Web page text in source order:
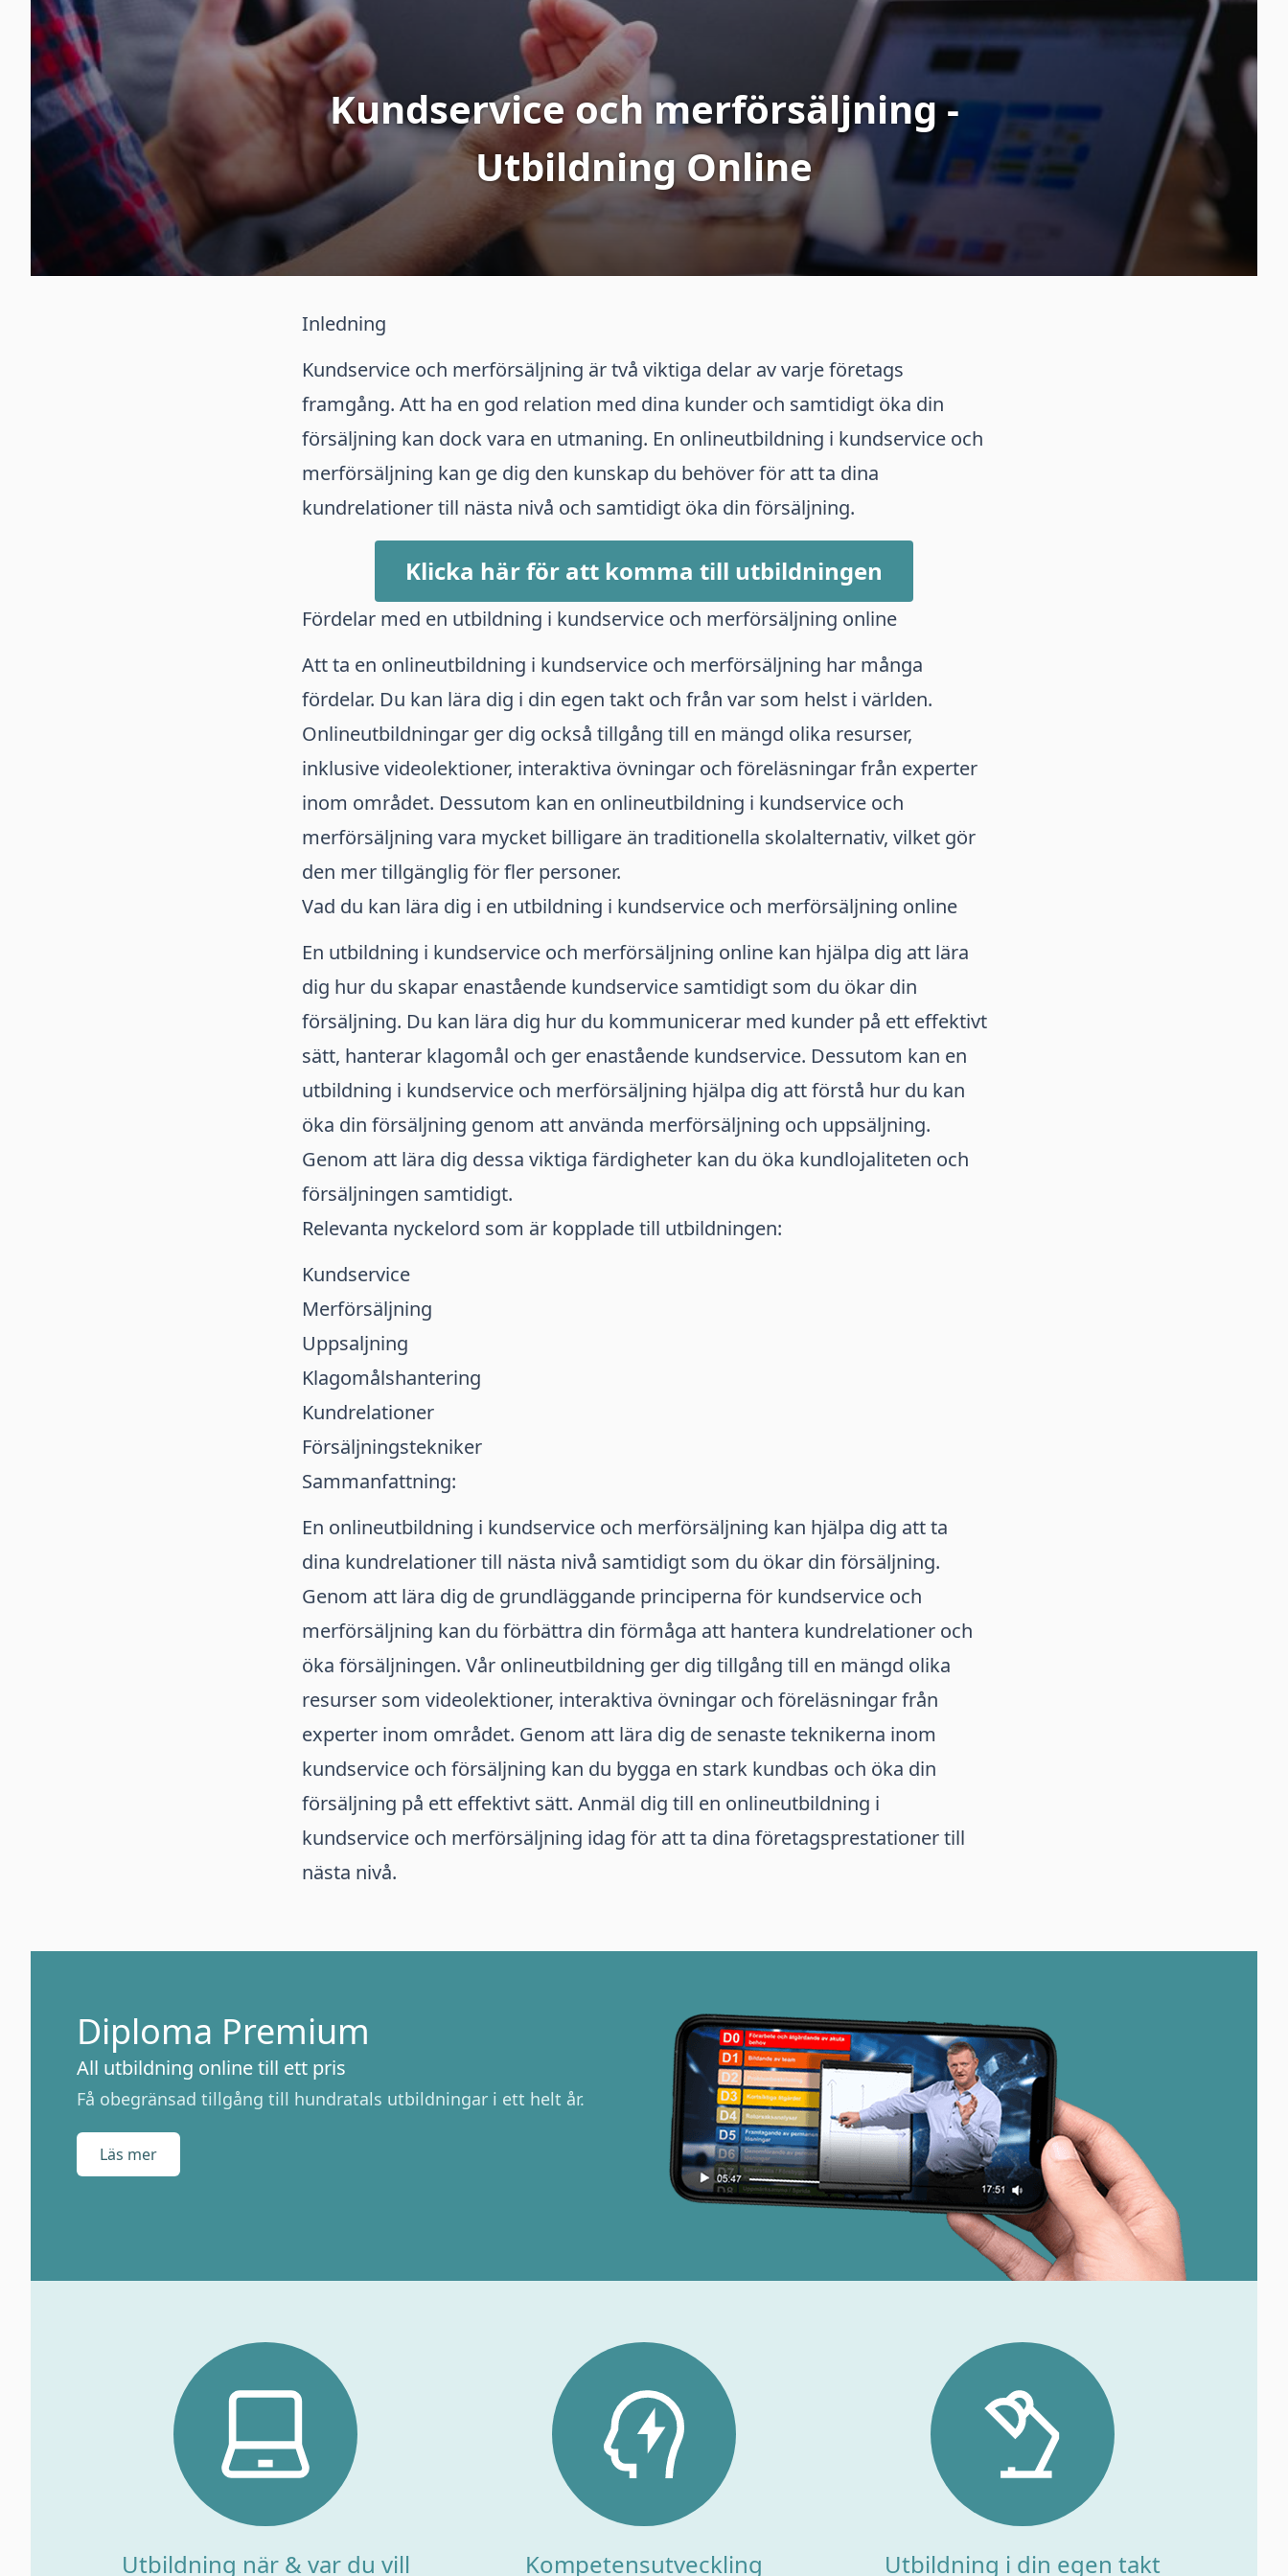
Kundservice och merförsäljning -
Utbildning Online
Inledning
Kundservice och merförsäljning är två viktiga delar av varje företags
framgång. Att ha en god relation med dina kunder och samtidigt öka din
försäljning kan dock vara en utmaning. En onlineutbildning i kundservice och
merförsäljning kan ge dig den kunskap du behöver för att ta dina
kundrelationer till nästa nivå och samtidigt öka din försäljning.
Klicka här för att komma till utbildningen
Fördelar med en utbildning i kundservice och merförsäljning online
Att ta en onlineutbildning i kundservice och merförsäljning har många
fördelar. Du kan lära dig i din egen takt och från var som helst i världen.
Onlineutbildningar ger dig också tillgång till en mängd olika resurser,
inklusive videolektioner, interaktiva övningar och föreläsningar från experter
inom området. Dessutom kan en onlineutbildning i kundservice och
merförsäljning vara mycket billigare än traditionella skolalternativ, vilket gör
den mer tillgänglig för fler personer.
Vad du kan lära dig i en utbildning i kundservice och merförsäljning online
En utbildning i kundservice och merförsäljning online kan hjälpa dig att lära
dig hur du skapar enastående kundservice samtidigt som du ökar din
försäljning. Du kan lära dig hur du kommunicerar med kunder på ett effektivt
sätt, hanterar klagomål och ger enastående kundservice. Dessutom kan en
utbildning i kundservice och merförsäljning hjälpa dig att förstå hur du kan
öka din försäljning genom att använda merförsäljning och uppsäljning.
Genom att lära dig dessa viktiga färdigheter kan du öka kundlojaliteten och
försäljningen samtidigt.
Relevanta nyckelord som är kopplade till utbildningen:
Kundservice
Merförsäljning
Uppsaljning
Klagomålshantering
Kundrelationer
Försäljningstekniker
Sammanfattning:
En onlineutbildning i kundservice och merförsäljning kan hjälpa dig att ta
dina kundrelationer till nästa nivå samtidigt som du ökar din försäljning.
Genom att lära dig de grundläggande principerna för kundservice och
merförsäljning kan du förbättra din förmåga att hantera kundrelationer och
öka försäljningen. Vår onlineutbildning ger dig tillgång till en mängd olika
resurser som videolektioner, interaktiva övningar och föreläsningar från
experter inom området. Genom att lära dig de senaste teknikerna inom
kundservice och försäljning kan du bygga en stark kundbas och öka din
försäljning på ett effektivt sätt. Anmäl dig till en onlineutbildning i
kundservice och merförsäljning idag för att ta dina företagsprestationer till
nästa nivå.
Diploma Premium
All utbildning online till ett pris
Få obegränsad tillgång till hundratals utbildningar i ett helt år.
Läs mer
Utbildning när & var du vill Kompetensutveckling Utbildning i din egen takt